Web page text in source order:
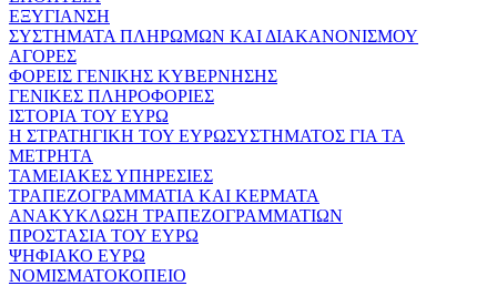
ΕΞΥΓΙΑΝΣΗ
ΣΥΣΤΗΜΑΤΑ ΠΛΗΡΩΜΩΝ ΚΑΙ ΔΙΑΚΑΝΟΝΙΣΜΟΥ
ΑΓΟΡΕΣ
ΦΟΡΕΙΣ ΓΕΝΙΚΗΣ ΚΥΒΕΡΝΗΣΗΣ
ΓΕΝΙΚΕΣ ΠΛΗΡΟΦΟΡΙΕΣ
ΙΣΤΟΡΙΑ ΤΟΥ ΕΥΡΩ
Η ΣΤΡΑΤΗΓΙΚΗ ΤΟΥ ΕΥΡΩΣΥΣΤΗΜΑΤΟΣ ΓΙΑ ΤΑ
ΜΕΤΡΗΤΑ
ΤΑΜΕΙΑΚΕΣ ΥΠΗΡΕΣΙΕΣ
ΤΡΑΠΕΖΟΓΡΑΜΜΑΤΙΑ ΚΑΙ ΚΕΡΜΑΤΑ
ΑΝΑΚΥΚΛΩΣΗ ΤΡΑΠΕΖΟΓΡΑΜΜΑΤΙΩΝ
ΠΡΟΣΤΑΣΙΑ ΤΟΥ ΕΥΡΩ
ΨΗΦΙΑΚΟ ΕΥΡΩ
ΝΟΜΙΣΜΑΤΟΚΟΠΕΙΟ